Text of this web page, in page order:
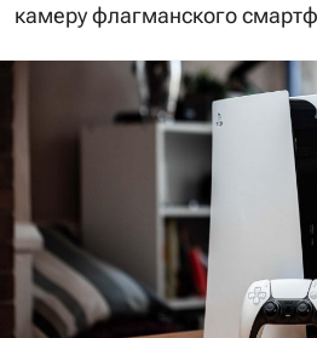
камеру флагманского